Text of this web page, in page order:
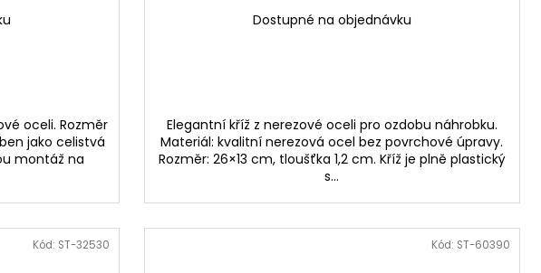
oceli. Rozměr
jako celistvá
montáž na
Dostupné na objednávku
Elegantní kříž z nerezové oceli pro ozdobu náhrobku.
Materiál: kvalitní nerezová ocel bez povrchové úpravy.
Rozměr: 26×13 cm, tloušťka 1,2 cm. Kříž je plně plastický
s...
Kód: ST-32530 Kód: ST-60390